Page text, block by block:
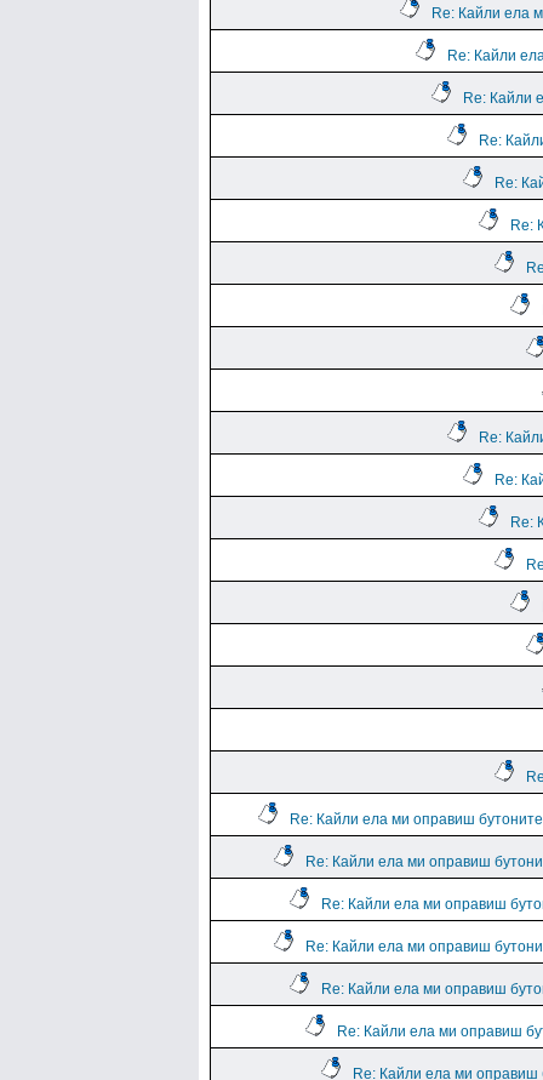
Re: Кайли ела
Re: Кайли
Re: Кайли
Re:
Re:
Re:
Re:
Re:
Re:
Re: Кайли ела ми оправиш
Re: Кайли ела ми оправиш
Re: Кайли ела ми оправиш
Re: Кайли ела ми оправиш
Re: Кайли ела ми оправиш
Re: Кайли ела ми оправиш
Re: Кайли ела ми оправиш